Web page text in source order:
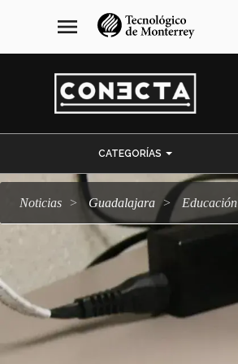
navegación
principal
menu
CATEGORÍAS
Noticias Guadalajara Educación